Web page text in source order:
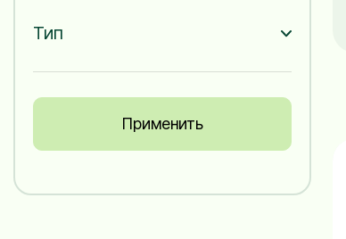
Тип
Применить